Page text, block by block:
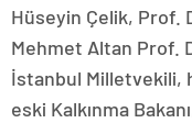
Hüseyin Çelik, Prof.
Mehmet Altan Prof.
İstanbul Milletvekili,
eski Kalkınma